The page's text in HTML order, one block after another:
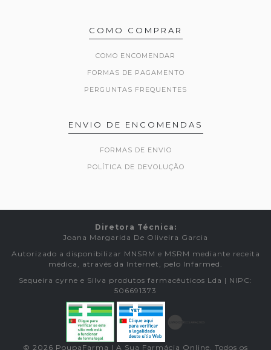
COMO COMPRAR
COMO ENCOMENDAR
FORMAS DE PAGAMENTO
PERGUNTAS FREQUENTES
ENVIO DE ENCOMENDAS
FORMAS DE ENVIO
POLÍTICA DE DEVOLUÇÃO
Diretora Técnica:
Joana Margarida De Oliveira Garcia
Autorizado a disponibilizar MNSRM e MSRM mediante receita
médica, através da Internet, pelo Infarmed.
Sequeira cyrne e Silva produtos farmacêuticos Lda | NIPC:
506691373
© 2026 PoupaFarma | A Sua Farmácia Online. Todos os